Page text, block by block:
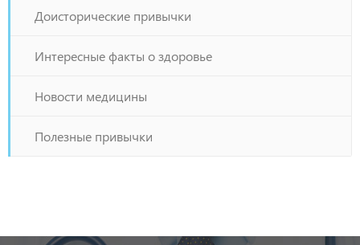
Доисторические привычки
Интересные факты о здоровье
Новости медицины
Полезные привычки